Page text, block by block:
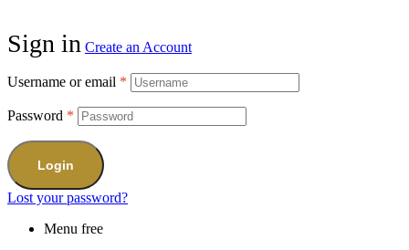
Sign in Create an Account
Username or email *
Password *
Login
Lost your password?
Menu free